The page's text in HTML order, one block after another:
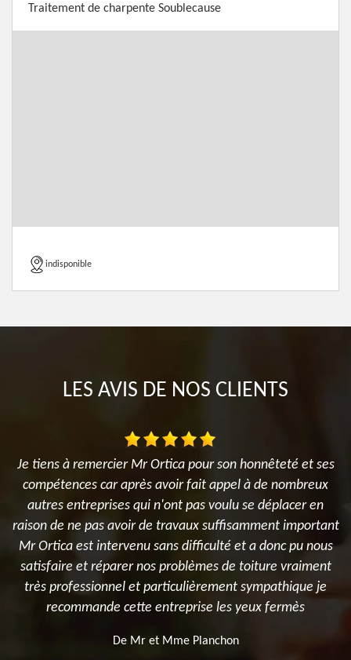
Traitement de charpente Soublecause
indisponible
LES AVIS DE NOS CLIENTS
Je tiens à remercier Mr Ortica pour son honnêteté et ses
compétences car après avoir fait appel à de nombreux
autres entreprises qui n'ont pas voulu se déplacer en
raison de ne pas avoir de travaux suffisamment important
Mr Ortica est intervenu sans difficulté et a donc pu nous
satisfaire et réparer nos problèmes de toiture vraiment
très professionnel et particulièrement sympathique je
recommande cette entreprise les yeux fermès
De Mr et Mme Planchon